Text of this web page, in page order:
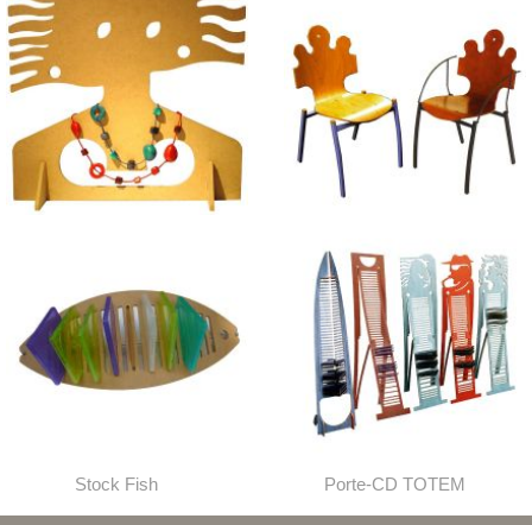
Stock Fish Porte-CD TOTEM